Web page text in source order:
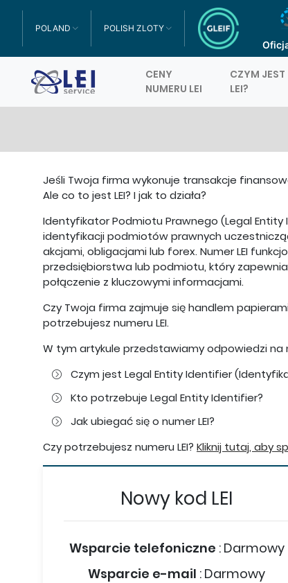
POLAND
TOGGLE DROPDOWN
POLISH ZLOTY
TOGGLE DROPDOWN
CENY
NUMERU LEI
CZYM JEST
LEI?
Jeśli Twoja firma wykonuje transakcje
Ale co to jest LEI? I jak to działa?
Identyfikator Podmiotu Prawnego (Legal Entity
identyfikacji podmiotów prawnych
akcjami, obligacjami lub forex. Numer LEI
przedsiębiorstwa lub podmiotu, który
połączenie z kluczowymi informacjami.
Czy Twoja firma zajmuje się handlem
potrzebujesz numeru LEI.
W tym artykule przedstawiamy odpowiedzi na
Czym jest Legal Entity Identifier
Kto potrzebuje Legal Entity Identifier?
Jak ubiegać się o numer LEI?
Czy potrzebujesz numeru LEI? Kliknij tutaj, aby
Nowy kod LEI
Wsparcie telefoniczne : Darmowy
Wsparcie e-mail : Darmowy